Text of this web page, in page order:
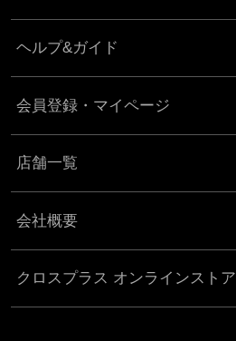
ヘルプ&ガイド
会員登録・マイページ
店舗一覧
会社概要
クロスプラス オンラインストア